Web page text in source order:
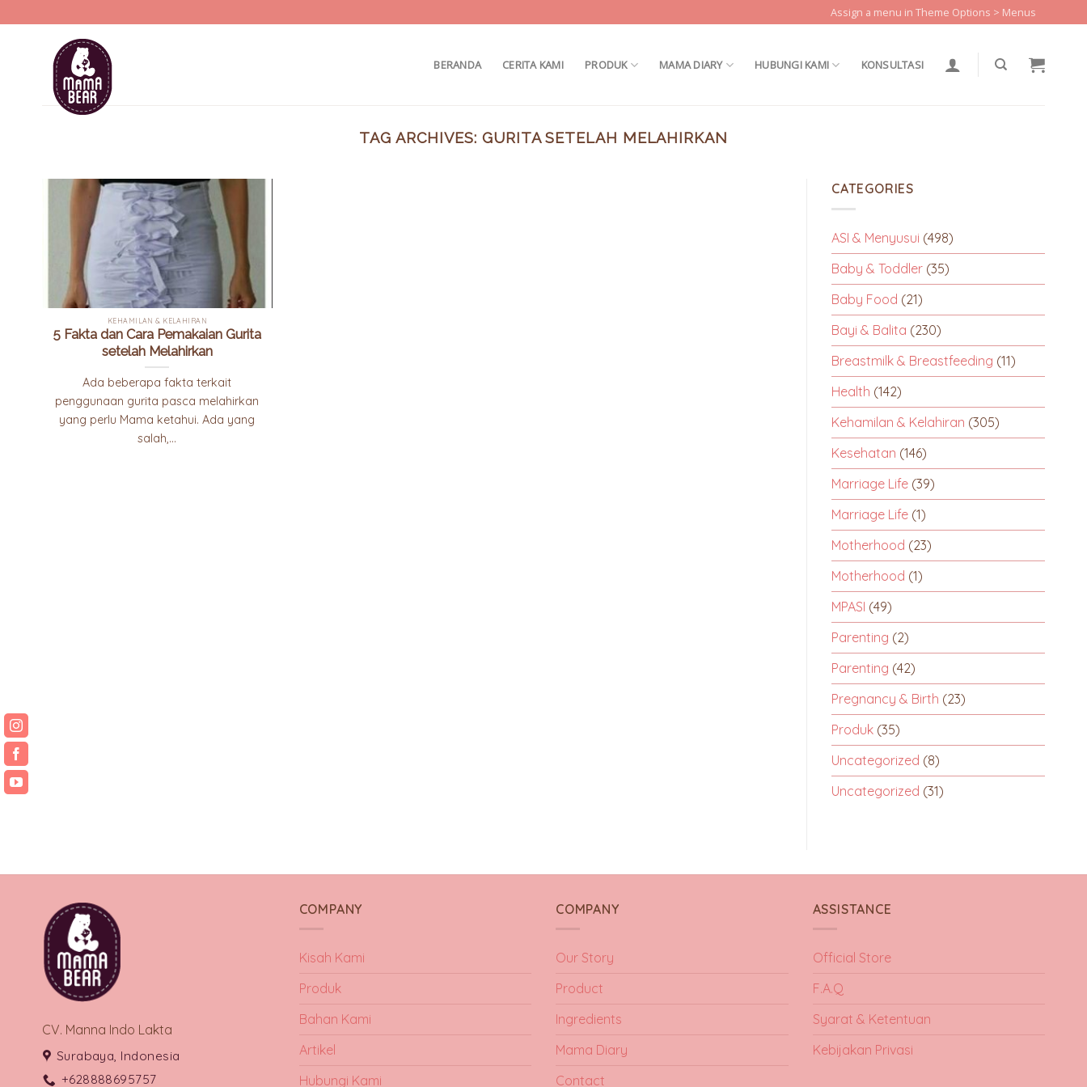
Assign a menu in Theme Options > Menus
BERANDA CERITA KAMI PRODUK MAMA DIARY HUBUNGI KAMI KONSULTASI
TAG ARCHIVES: GURITA SETELAH MELAHIRKAN
KEHAMILAN & KELAHIRAN
5 Fakta dan Cara Pemakaian Gurita
setelah Melahirkan
Ada beberapa fakta terkait
penggunaan gurita pasca melahirkan
yang perlu Mama ketahui. Ada yang
salah,...
CATEGORIES
ASI & Menyusui (498)
Baby & Toddler (35)
Baby Food (21)
Bayi & Balita (230)
Breastmilk & Breastfeeding (11)
Health (142)
Kehamilan & Kelahiran (305)
Kesehatan (146)
Marriage Life (39)
Marriage Life (1)
Motherhood (23)
Motherhood (1)
MPASI (49)
Parenting (2)
Parenting (42)
Pregnancy & Birth (23)
Produk (35)
Uncategorized (8)
Uncategorized (31)
CV. Manna Indo Lakta
Surabaya, Indonesia
+628888695757
COMPANY
Kisah Kami
Produk
Bahan Kami
Artikel
Hubungi Kami
COMPANY
Our Story
Product
Ingredients
Mama Diary
Contact
ASSISTANCE
Official Store
F.A.Q
Syarat & Ketentuan
Kebijakan Privasi